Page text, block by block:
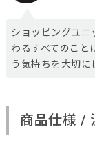
ショッピングユニ
わるすべてのこと
う気持ちを大切に
商品仕様 /